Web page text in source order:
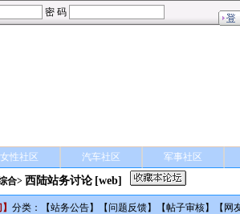
女性社区 汽车社区 军事社区
合> 西陆站务讨论 [web]
】分类：【站务公告】【问题反馈】【帖子审核】【 网